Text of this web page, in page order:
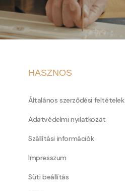
HASZNOS
Általános szerződési feltételek
Adatvédelmi nyilatkozat
Szállítási információk
Impresszum
Süti beállítás